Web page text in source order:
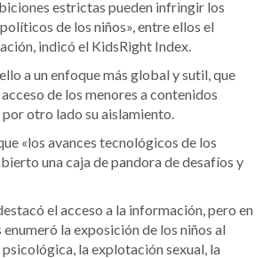
estrictas pueden infringir los
de los niños», entre ellos el
indicó el KidsRight Index.
a un enfoque más global y sutil, que
de los menores a contenidos
otro lado su aislamiento.
«los avances tecnológicos de los
una caja de pandora de desafíos y
el acceso a la información, pero en
la exposición de los niños al
la explotación sexual, la